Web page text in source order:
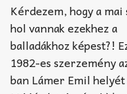
Kérdezem, hogy a mai
hol vannak ezekhez a
balladákhoz képest?!
1982-es szerzemény
ban Lámer Emil